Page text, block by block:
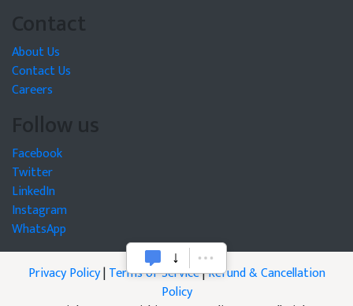
Contact
About Us
Contact Us
Careers
Follow us
Facebook
Twitter
LinkedIn
Instagram
WhatsApp
Privacy Policy|Terms of Service|Refund & Cancellation
Policy